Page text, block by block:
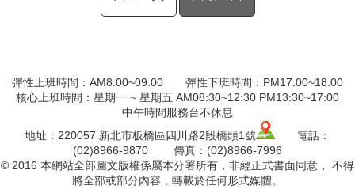
彈性上班時間：AM8:00~09:00 彈性下班時間：PM17:00~18:00
核心上班時間：星期一 ~ 星期五 AM08:30~12:30 PM13:30~17:00
中午時間服務台不休息
地址：220057 新北市板橋區四川路2段橋頭1號
電話：
(02)8966-9870 傳真：(02)8966-7996
© 2016 本網站全部圖文版權係屬本分署所有，非經正式書面同意， 不得
將全部或部分內容，轉載於任何形式媒體。